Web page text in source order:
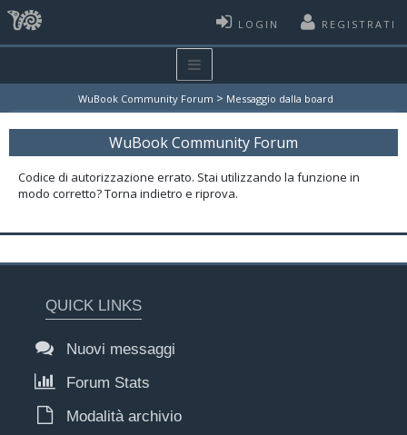
LOGIN REGISTRATI
WuBook Community Forum > Messaggio dalla board
WuBook Community Forum
Codice di autorizzazione errato. Stai utilizzando la funzione in
modo corretto? Torna indietro e riprova.
QUICK LINKS
Nuovi messaggi
Forum Stats
Modalità archivio